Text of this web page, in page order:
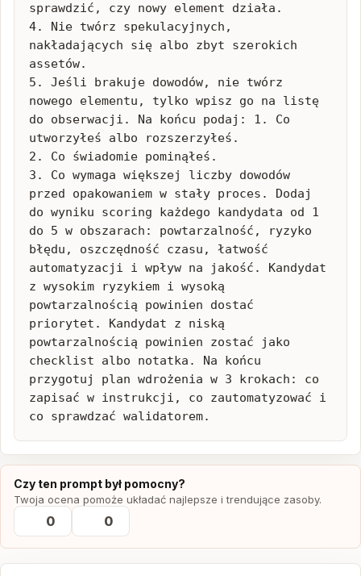
sprawdzić, czy nowy element działa.
4. Nie twórz spekulacyjnych,
nakładających się albo zbyt szerokich
assetów.
5. Jeśli brakuje dowodów, nie twórz
nowego elementu, tylko wpisz go na listę
do obserwacji. Na końcu podaj: 1. Co
utworzyłeś albo rozszerzyłeś.
2. Co świadomie pominąłeś.
3. Co wymaga większej liczby dowodów
przed opakowaniem w stały proces. Dodaj
do wyniku scoring każdego kandydata od 1
do 5 w obszarach: powtarzalność, ryzyko
błędu, oszczędność czasu, łatwość
automatyzacji i wpływ na jakość. Kandydat
z wysokim ryzykiem i wysoką
powtarzalnością powinien dostać
priorytet. Kandydat z niską
powtarzalnością powinien zostać jako
checklist albo notatka. Na końcu
przygotuj plan wdrożenia w 3 krokach: co
zapisać w instrukcji, co zautomatyzować i
co sprawdzać walidatorem.
Czy ten prompt był pomocny?
Twoja ocena pomoże układać najlepsze i trendujące zasoby.
0 0